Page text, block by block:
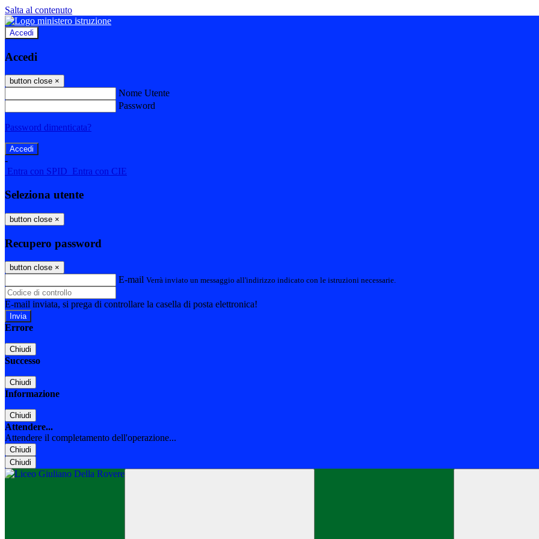
Salta al contenuto
Accedi
Accedi
button close ×
Nome Utente
Password
Password dimenticata?
-
Entra con SPID Entra con CIE
Seleziona utente
button close ×
Recupero password
button close ×
E-mail Verrà inviato un messaggio all'indirizzo indicato con le istruzioni necessarie.
E-mail inviata, si prega di controllare la casella di posta elettronica!
Errore
Chiudi
Successo
Chiudi
Informazione
Chiudi
Attendere...
Attendere il completamento dell'operazione...
Chiudi
Chiudi